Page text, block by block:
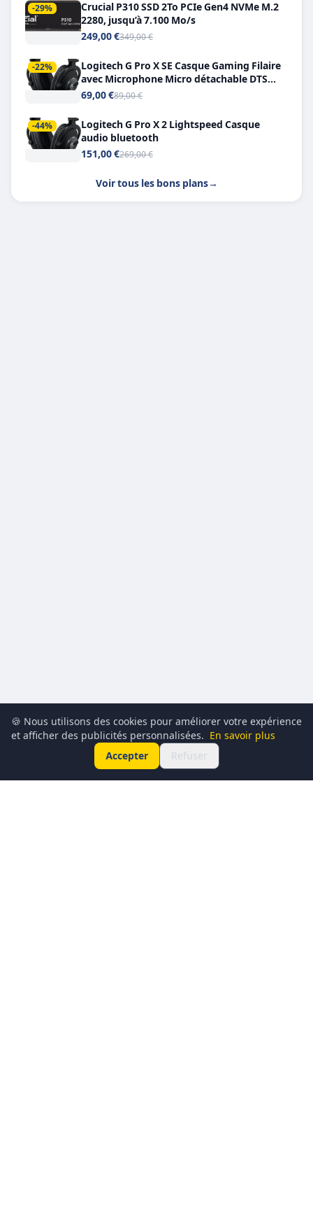
-29%
Crucial P310 SSD 2To PCIe Gen4 NVMe M.2
2280, jusqu’à 7.100 Mo/s
249,00 €349,00 €
-22%
Logitech G Pro X SE Casque Gaming Filaire
avec Microphone Micro détachable DTS
Headphone X 7.1
69,00 €89,00 €
-44%
Logitech G Pro X 2 Lightspeed Casque
audio bluetooth
151,00 €269,00 €
Voir tous les bons plans→
🍪 Nous utilisons des cookies pour améliorer votre expérience
et afficher des publicités personnalisées. En savoir plus
Accepter
Refuser